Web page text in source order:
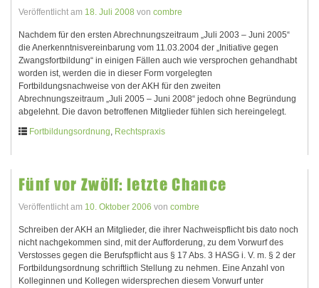
Veröffentlicht am 18. Juli 2008 von combre
Nachdem für den ersten Abrechnungszeitraum „Juli 2003 – Juni 2005“
die Anerkenntnisvereinbarung vom 11.03.2004 der „Initiative gegen
Zwangsfortbildung“ in einigen Fällen auch wie versprochen gehandhabt
worden ist, werden die in dieser Form vorgelegten
Fortbildungsnachweise von der AKH für den zweiten
Abrechnungszeitraum „Juli 2005 – Juni 2008“ jedoch ohne Begründung
abgelehnt. Die davon betroffenen Mitglieder fühlen sich hereingelegt.
Fortbildungsordnung, Rechtspraxis
Fünf vor Zwölf: letzte Chance
Veröffentlicht am 10. Oktober 2006 von combre
Schreiben der AKH an Mitglieder, die ihrer Nachweispflicht bis dato noch
nicht nachgekommen sind, mit der Aufforderung, zu dem Vorwurf des
Verstosses gegen die Berufspflicht aus § 17 Abs. 3 HASG i. V. m. § 2 der
Fortbildungsordnung schriftlich Stellung zu nehmen. Eine Anzahl von
Kolleginnen und Kollegen widersprechen diesem Vorwurf unter